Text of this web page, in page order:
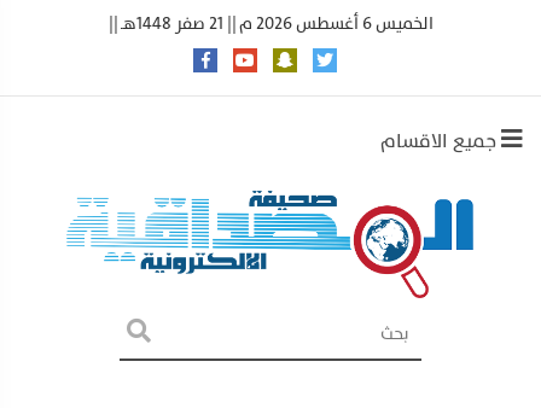
الخميس 6 أغسطس 2026 م || 21 صفر 1448هـ ||
جميع الاقسام